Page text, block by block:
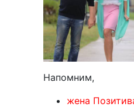
Напомним,
жена